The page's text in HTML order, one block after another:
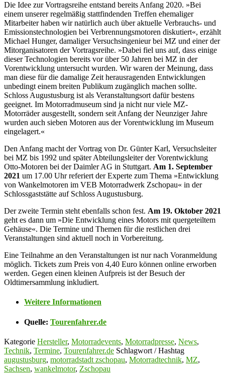
Die Idee zur Vortragsreihe entstand bereits Anfang 2020. »Bei
einem unserer regelmäßig stattfindenden Treffen ehemaliger
Mitarbeiter haben wir natürlich auch über aktuelle Verbrauchs- und
Emissionstechnologien bei Verbrennungsmotoren diskutiert«, erzählt
Michael Hunger, damaliger Versuchsingenieur bei MZ und einer der
Mitorganisatoren der Vortragsreihe. »Dabei fiel uns auf, dass einige
dieser Technologien bereits vor über 50 Jahren bei MZ in der
Vorentwicklung untersucht wurden. Wir waren der Meinung, dass
man diese für die damalige Zeit herausragenden Entwicklungen
unbedingt einem breiten Publikum zugänglich machen sollte.
Schloss Augustusburg ist als Veranstaltungsort dafür bestens
geeignet. Im Motorradmuseum sind ja nicht nur viele MZ-
Motorräder ausgestellt, sondern seit Anfang der Neunziger Jahre
wurden auch sieben Motoren aus der Vorentwicklung im Museum
eingelagert.«
Den Anfang macht der Vortrag von Dr. Günter Karl, Versuchsleiter
bei MZ bis 1992 und später Abteilungsleiter der Vorentwicklung
Otto-Motoren bei der Daimler AG in Stuttgart. Am 1. September
2021 um 17.00 Uhr referiert der Experte zum Thema »Entwicklung
von Wankelmotoren im VEB Motorradwerk Zschopau« in der
Schlossgaststätte auf Schloss Augustusburg.
Der zweite Termin steht ebenfalls schon fest. Am 19. Oktober 2021
geht es dann um »Die Entwicklung eines Motors mit quergeteiltem
Gehäuse«. Die Termine und Themen für die restlichen drei
Veranstaltungen sind aktuell noch in Vorbereitung.
Eine Teilnahme an den Veranstaltungen ist nur nach Voranmeldung
möglich. Tickets zum Preis von 4,40 Euro können online erworben
werden. Gegen einen kleinen Aufpreis ist der Besuch der
Oldtimersammlung inkludiert.
Weitere Informationen
Quelle: Tourenfahrer.de
Kategorie Hersteller, Motorradevents, Motorradpresse, News,
Technik, Termine, Tourenfahrer.de Schlagwort / Hashtag
augustusburg, motorradstadt zschopau, Motorradtechnik, MZ,
Sachsen, wankelmotor, Zschopau